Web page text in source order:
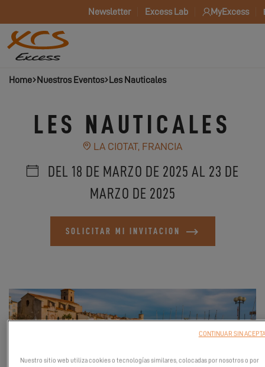
Newsletter Excess Lab MyExcess
Home Nuestros Eventos Les Nauticales
LES NAUTICALES
LA CIOTAT, FRANCIA
DEL 18 DE MARZO DE 2025 AL 23 DE
MARZO DE 2025
SOLICITAR MI INVITACION
Nuestro sitio web utiliza cookies o tecnologías similares, colocadas por nosotros o por
CONTINUAR SIN